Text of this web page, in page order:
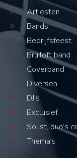
Artiesten
Bands
Bedrijfsfeest
Bruiloft band
Coverband
Diversen
DJ's
Exclusief
Solist, duo's
Thema's